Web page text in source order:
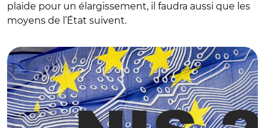
plaide pour un élargissement, il faudra aussi que les
moyens de l’État suivent.